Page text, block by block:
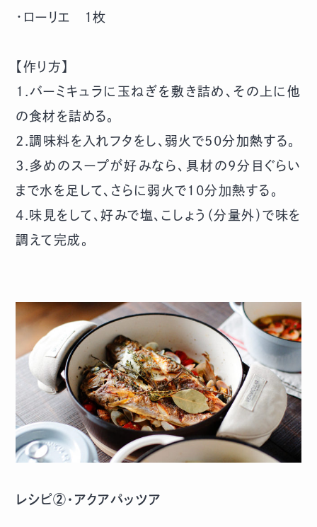
・ローリエ 1枚
【作り方】
1.バーミキュラに玉ねぎを敷き詰め、その上に他
の食材を詰める。
2.調味料を入れフタをし、弱火で50分加熱する。
3.多めのスープが好みなら、具材の9分目ぐらい
まで水を足して、さらに弱火で10分加熱する。
4.味見をして、好みで塩、こしょう（分量外）で味を
調えて完成。
レシピ②・アクアパッツア